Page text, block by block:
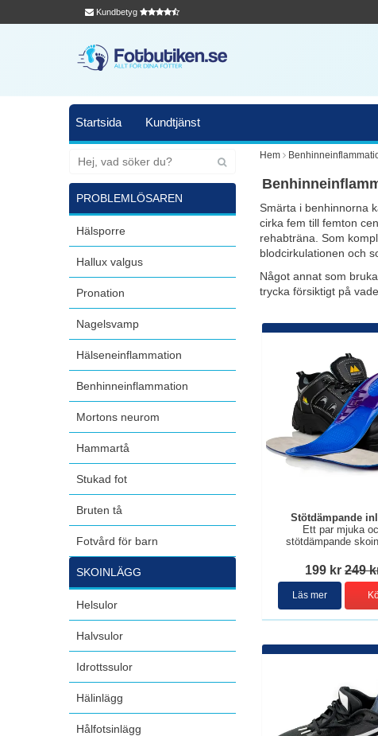
Kundbetyg
Startsida Kundtjänst
PROBLEMLÖSAREN
Hälsporre
Hallux valgus
Pronation
Nagelsvamp
Hälseneinflammation
Benhinneinflammation
Mortons neurom
Hammartå
Stukad fot
Bruten tå
Fotvård för barn
SKOINLÄGG
Helsulor
Halvsulor
Idrottssulor
Hälinlägg
Hålfotsinlägg
Hem
Smärta i benhinnorna
cirka fem till femton
rehabträna. Som
blodcirkulationen och
Något annat som
trycka försiktigt på
Stötdämpande
Ett par mjuka
stötdämpande
199 kr 249
Läs mer